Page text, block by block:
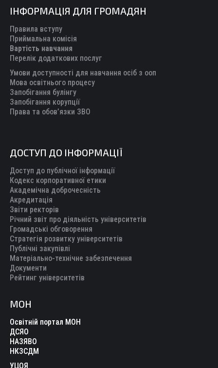
opens
in
new
window
opens
in
new
window
opens
in
new
window
opens
in
new
window
opens
new
ІНФОРМАЦІЯ ДЛЯ ГРОМАДЯН
Правила вступу
Приймальна комісія
Вартість навчання
Перелік додаткових послуг
Умови доступності для навчання осіб з ооп
Мова освітнього процесу
Запобігання булінгу
Запобігання корупції
Права та обов’язки ЗВО
ДОСТУП ДО ІНФОРМАЦІЇ
Доступ до публічної інформації
Кодекс корпоративної етики
Академічна доброчесність
Акредитація
Звіти ректорів
Річний звіт про діяльність університетів
Громадські обговорення
Стратегія розвитку університетів
Публічні закупівлі
Матеріально-технічне забезпечення
Документи
Рейтинг університетів
МОН
Освітній портал МОН
ДСЯО
НАЗЯВО
НКЗСДМ
УЦОЯ